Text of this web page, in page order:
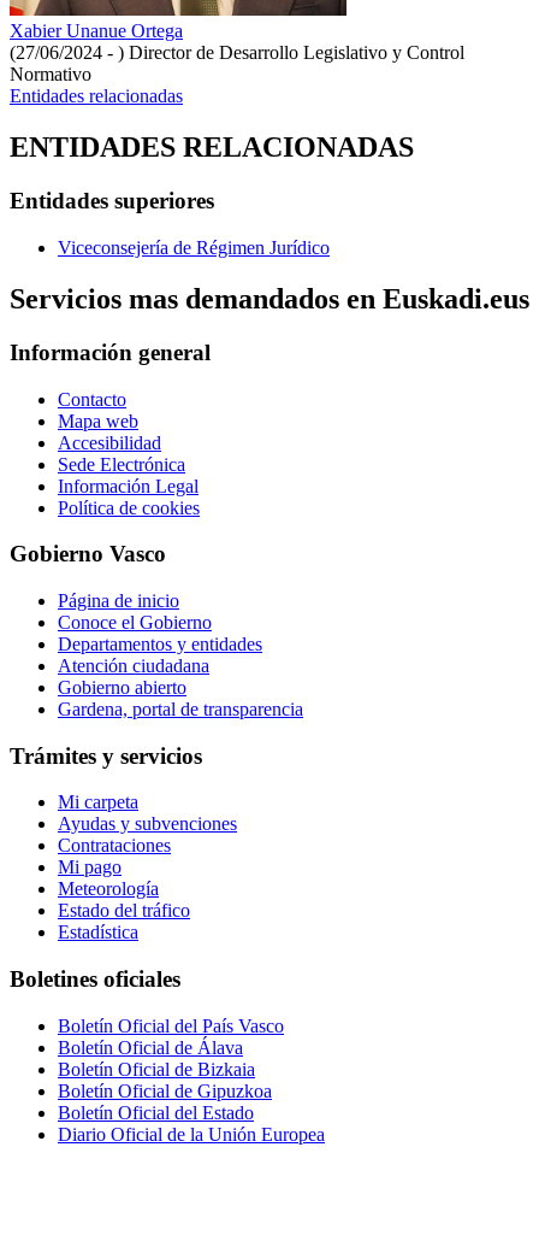
Xabier Unanue Ortega
(27/06/2024 - ) Director de Desarrollo Legislativo y Control
Normativo
Entidades relacionadas
ENTIDADES RELACIONADAS
Entidades superiores
Viceconsejería de Régimen Jurídico
Servicios mas demandados en Euskadi.eus
Información general
Contacto
Mapa web
Accesibilidad
Sede Electrónica
Información Legal
Política de cookies
Gobierno Vasco
Página de inicio
Conoce el Gobierno
Departamentos y entidades
Atención ciudadana
Gobierno abierto
Gardena, portal de transparencia
Trámites y servicios
Mi carpeta
Ayudas y subvenciones
Contrataciones
Mi pago
Meteorología
Estado del tráfico
Estadística
Boletines oficiales
Boletín Oficial del País Vasco
Boletín Oficial de Álava
Boletín Oficial de Bizkaia
Boletín Oficial de Gipuzkoa
Boletín Oficial del Estado
Diario Oficial de la Unión Europea